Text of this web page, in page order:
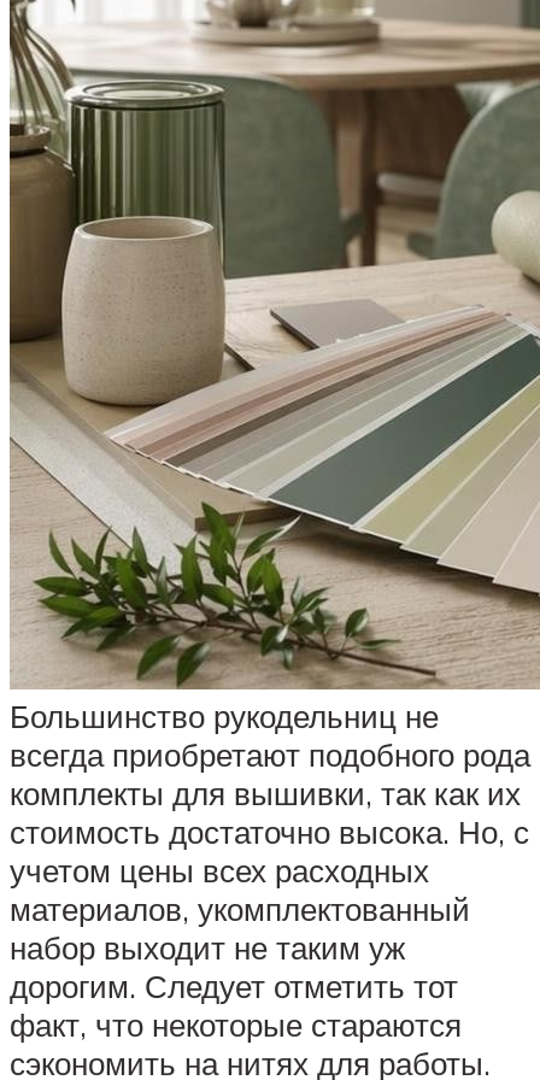
Большинство рукодельниц не
всегда приобретают подобного рода
комплекты для вышивки, так как их
стоимость достаточно высока. Но, с
учетом цены всех расходных
материалов, укомплектованный
набор выходит не таким уж
дорогим. Следует отметить тот
факт, что некоторые стараются
сэкономить на нитях для работы.